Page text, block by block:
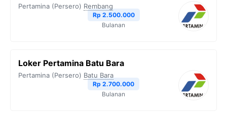
Pertamina (Persero) Rembang
Rp 2.500.000
Bulanan
Loker Pertamina Batu Bara
Pertamina (Persero) Batu Bara
Rp 2.700.000
Bulanan